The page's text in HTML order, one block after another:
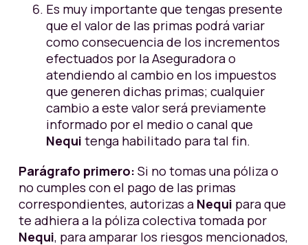
Es muy importante que tengas presente
que el valor de las primas podrá variar
como consecuencia de los incrementos
efectuados por la Aseguradora o
atendiendo al cambio en los impuestos
que generen dichas primas; cualquier
cambio a este valor será previamente
informado por el medio o canal que
Nequi tenga habilitado para tal fin.
Parágrafo primero: Si no tomas una póliza o
no cumples con el pago de las primas
correspondientes, autorizas a Nequi para que
te adhiera a la póliza colectiva tomada por
Nequi, para amparar los riesgos mencionados,